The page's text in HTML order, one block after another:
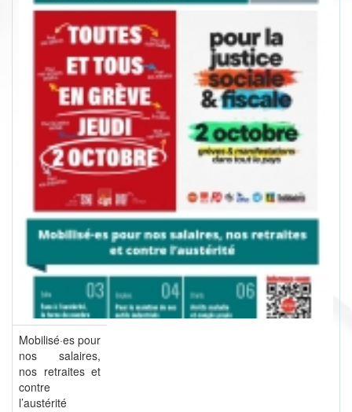
Mobilisé·es pour
nos salaires,
nos retraites et
contre
l’austérité